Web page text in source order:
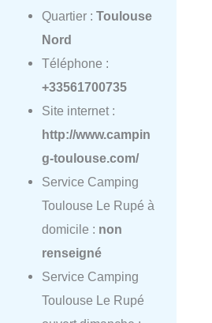
Quartier : Toulouse
Nord
Téléphone :
+33561700735
Site internet :
http://www.campin
g-toulouse.com/
Service Camping
Toulouse Le Rupé à
domicile : non
renseigné
Service Camping
Toulouse Le Rupé